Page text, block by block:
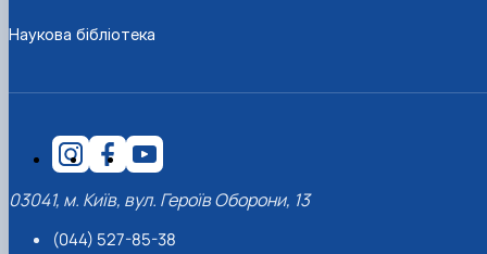
Наукова бібліотека
03041, м. Київ, вул. Героїв Оборони, 13
(044) 527-85-38